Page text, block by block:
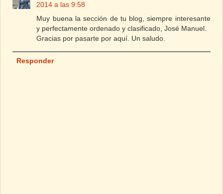
2014 a las 9:58
Muy buena la sección de tu blog, siempre interesante
y perfectamente ordenado y clasificado, José Manuel.
Gracias por pasarte por aquí. Un saludo.
Responder